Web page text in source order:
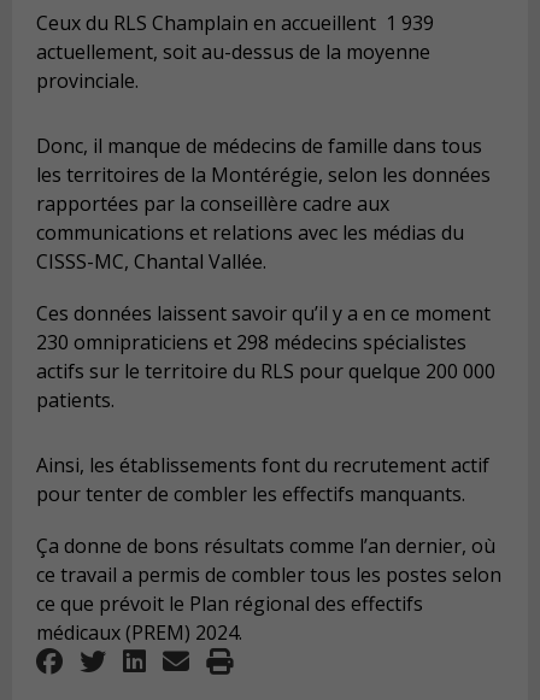
Ceux du RLS Champlain en accueillent 1 939
actuellement, soit au-dessus de la moyenne
provinciale.
Donc, il manque de médecins de famille dans tous
les territoires de la Montérégie, selon les données
rapportées par la conseillère cadre aux
communications et relations avec les médias du
CISSS-MC, Chantal Vallée.
Ces données laissent savoir qu’il y a en ce moment
230 omnipraticiens et 298 médecins spécialistes
actifs sur le territoire du RLS pour quelque 200 000
patients.
Ainsi, les établissements font du recrutement actif
pour tenter de combler les effectifs manquants.
Ça donne de bons résultats comme l’an dernier, où
ce travail a permis de combler tous les postes selon
ce que prévoit le Plan régional des effectifs
médicaux (PREM) 2024.